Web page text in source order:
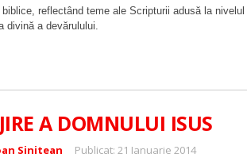
reflectând teme ale Scripturii adusă la
a devărulului.
A DOMNULUI ISUS
Sinitean Publicat: 21 Ianuarie 2014